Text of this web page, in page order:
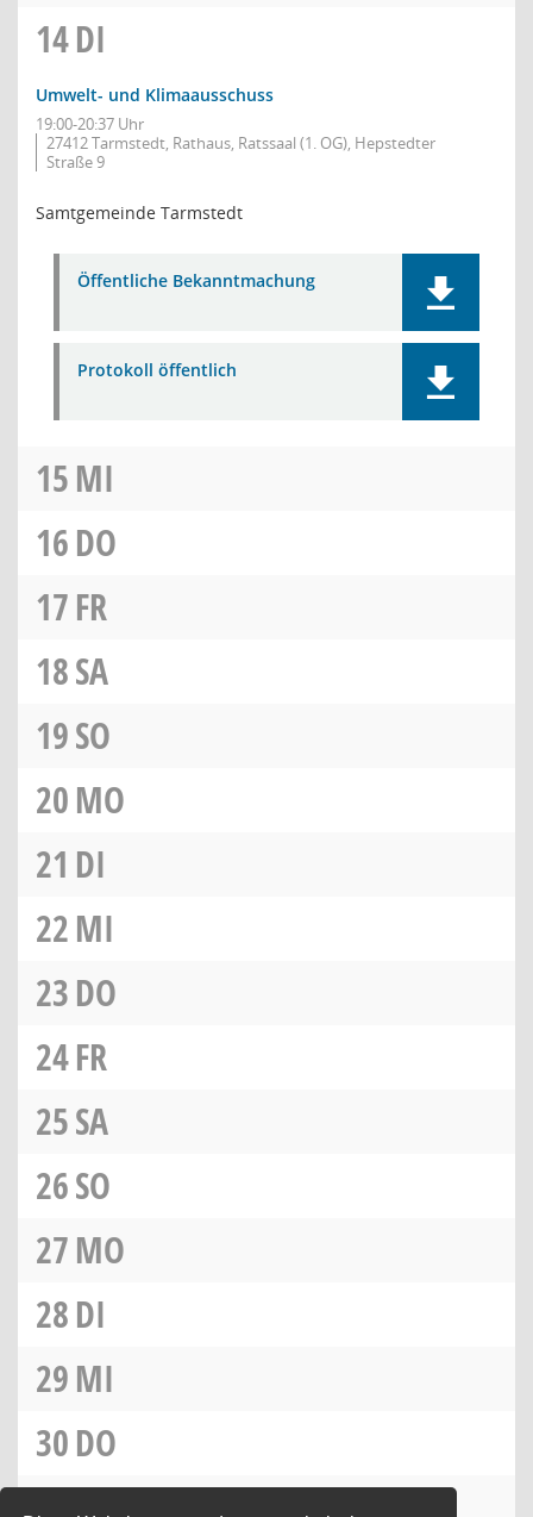
14DI
Umwelt- und Klimaausschuss
19:00-20:37 Uhr
27412 Tarmstedt, Rathaus, Ratssaal (1. OG), Hepstedter
Straße 9
Samtgemeinde Tarmstedt
Öffentliche Bekanntmachung
Protokoll öffentlich
15MI
16DO
17FR
18SA
19SO
20MO
21 DI
22MI
23DO
24FR
25SA
26SO
27MO
28DI
29MI
30DO
31
FR